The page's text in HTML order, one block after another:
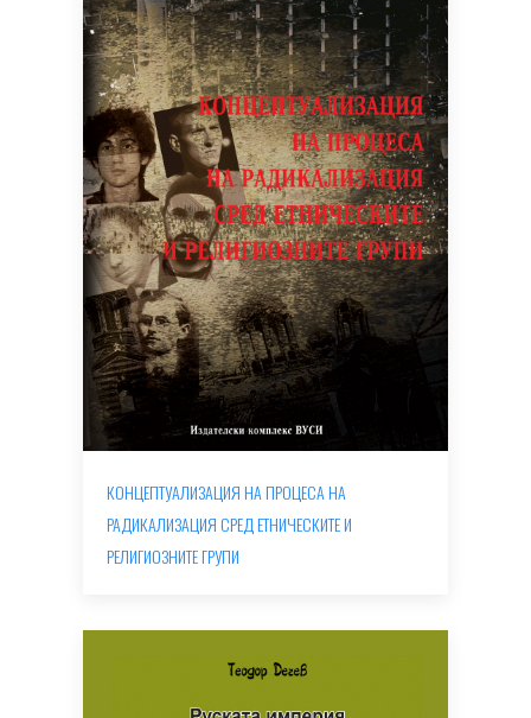
КОНЦЕПТУАЛИЗАЦИЯ НА ПРОЦЕСА НА
РАДИКАЛИЗАЦИЯ СРЕД ЕТНИЧЕСКИТЕ И
РЕЛИГИОЗНИТЕ ГРУПИ